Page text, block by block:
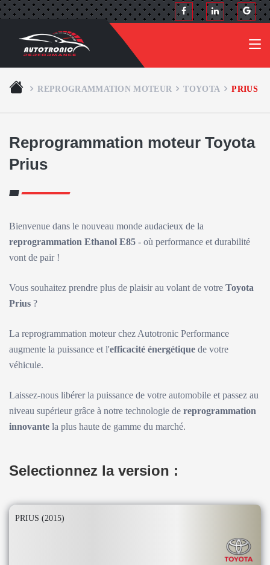
REPROGRAMMATION MOTEUR TOYOTA PRIUS
Reprogrammation moteur Toyota
Prius
Bienvenue dans le nouveau monde audacieux de la
reprogrammation Ethanol E85 - où performance et durabilité
vont de pair !
Vous souhaitez prendre plus de plaisir au volant de votre Toyota
Prius ?
La reprogrammation moteur chez Autotronic Performance
augmente la puissance et l'efficacité énergétique de votre
véhicule.
Laissez-nous libérer la puissance de votre automobile et passez au
niveau supérieur grâce à notre technologie de reprogrammation
innovante la plus haute de gamme du marché.
Selectionnez la version :
PRIUS (2015)